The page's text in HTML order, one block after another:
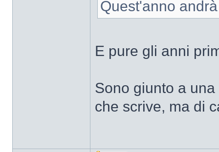
Quest'anno
E pure gli anni
Sono giunto a
che scrive, ma di